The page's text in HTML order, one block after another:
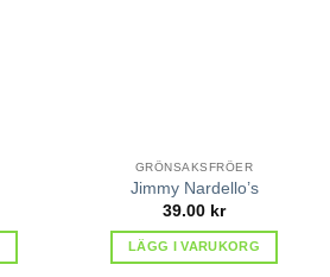
GRÖNSAKSFRÖER
Jimmy Nardello’s
39.00 kr
LÄGG I VARUKORG